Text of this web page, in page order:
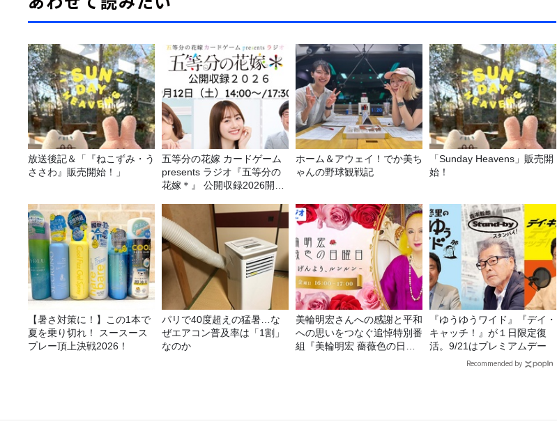
放送後記＆「『ねこずみ・う
ささわ』販売開始！」
五等分の花嫁 カードゲーム
presents ラジオ『五等分の
花嫁＊』 公開収録2026開催
ホーム＆アウェイ！でか美ち
ゃんの野球観戦記
「Sunday Heavens」販売開
始！
【暑さ対策に！】この1本で
夏を乗り切れ！ スースース
プレー頂上決戦2026！
パリで40度超えの猛暑…な
ぜエアコン普及率は「1割」
なのか
美輪明宏さんへの感謝と平和
への思いをつなぐ追悼特別番
組『美輪明宏 薔薇色の日曜
『ゆうゆうワイド』『デイ・
キャッチ！』が１日限定復
活。9/21はプレミアムデー
Recommended by